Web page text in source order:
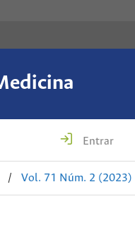
Entrar
/ Vol. 71 Núm. 2 (2023)